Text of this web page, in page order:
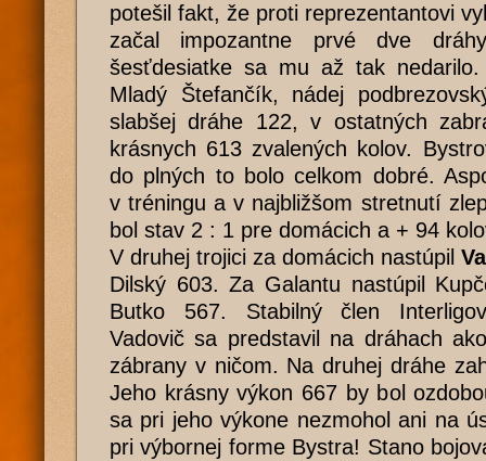
potešil fakt, že proti reprezentantovi
začal impozantne prvé dve
šesťdesiatke sa mu až tak
Mladý Štefančík, nádej
slabšej dráhe 122, v ostatných
krásnych 613 zvalených kolov.
do plných to bolo celkom dobré.
v tréningu a v najbližšom stretnutí
bol stav 2 : 1 pre domácich a + 94
V druhej trojici za domácich nastúpil
Dilský 603. Za Galantu nastúpil
Butko 567. Stabilný člen
Vadovič sa predstavil na dráhach
zábrany v ničom. Na druhej dráhe
Jeho krásny výkon 667 by bol
sa pri jeho výkone nezmohol ani na
pri výbornej forme Bystra! Stano